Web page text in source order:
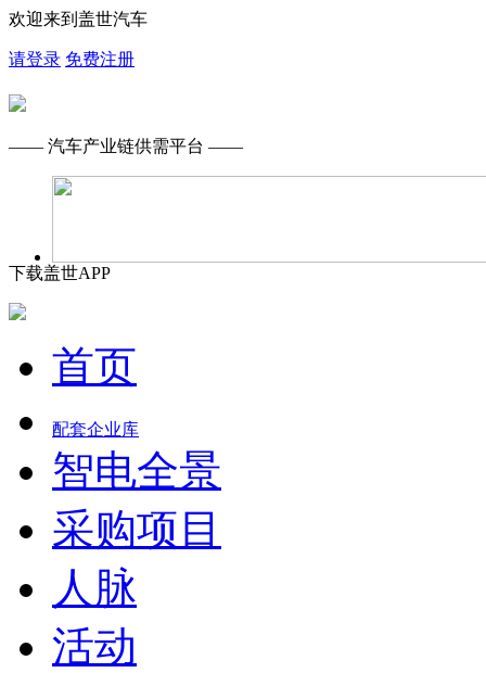
欢迎来到盖世汽车
请登录 免费注册
—— 汽车产业链供需平台 ——
下载盖世APP
首页
配套企业库
智电全景
采购项目
人脉
活动